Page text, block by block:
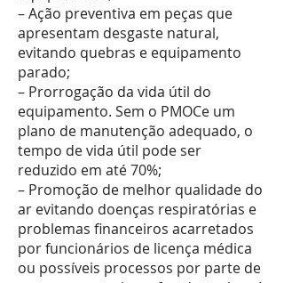
– Ação preventiva em peças que
apresentam desgaste natural,
evitando quebras e equipamento
parado;
– Prorrogação da vida útil do
equipamento. Sem o PMOCe um
plano de manutenção adequado, o
tempo de vida útil pode ser
reduzido em até 70%;
– Promoção de melhor qualidade do
ar evitando doenças respiratórias e
problemas financeiros acarretados
por funcionários de licença médica
ou possíveis processos por parte de